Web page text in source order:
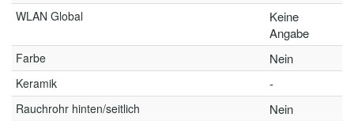
WLAN Global
Keine
Angabe
Farbe Nein
Keramik -
Rauchrohr hinten/seitlich Nein